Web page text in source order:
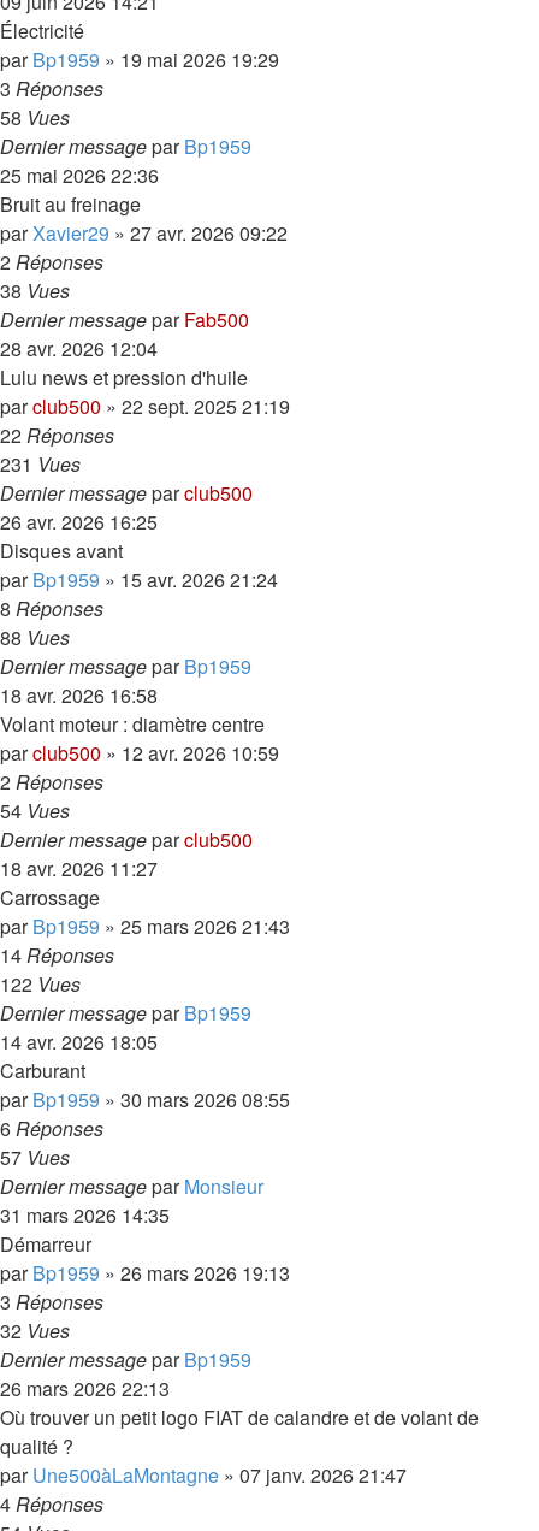
Électricité
parBp1959 » 19 mai 2026 19:29
3 Réponses
58 Vues
Dernier messageparBp1959
25 mai 2026 22:36
Bruit au freinage
parXavier29 » 27 avr. 2026 09:22
2Réponses
38 Vues
Dernier messageparFab500
28 avr. 2026 12:04
Lulu news et pression d'huile
parclub500 » 22 sept. 2025 21:19
22Réponses
231 Vues
Dernier messageparclub500
26 avr. 2026 16:25
Disques avant
parBp1959 » 15 avr. 2026 21:24
8 Réponses
88 Vues
Dernier messageparBp1959
18 avr. 2026 16:58
Volant moteur : diamètre centre
parclub500 » 12 avr. 2026 10:59
2Réponses
54 Vues
Dernier messageparclub500
18 avr. 2026 11:27
Carrossage
parBp1959 » 25 mars 2026 21:43
14Réponses
122 Vues
Dernier messageparBp1959
14 avr. 2026 18:05
Carburant
parBp1959 » 30 mars 2026 08:55
6Réponses
57 Vues
Dernier messageparMonsieur
31 mars 2026 14:35
Démarreur
parBp1959 » 26 mars 2026 19:13
3 Réponses
32 Vues
Dernier messageparBp1959
26 mars 2026 22:13
Où trouver un petit logo FIAT de calandre et de volant de
qualité ?
parUne500àLaMontagne » 07 janv. 2026 21:47
4Réponses